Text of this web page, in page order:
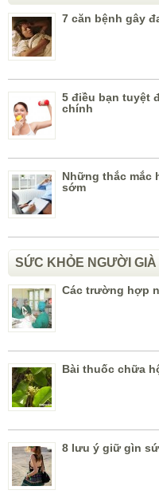
7 căn bệnh gây
5 điều bạn tuyệt
chính
Những thắc mắc
sớm
SỨC KHỎE NGƯỜI GIÀ
Các trường hợp
Bài thuốc chữa
8 lưu ý giữ gìn